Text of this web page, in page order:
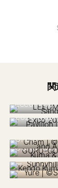
Leeum
大阪・関
2025 ポル
Cham
GURU-
日本 2018
サニーヒ
ご
フランス 2015
Yure